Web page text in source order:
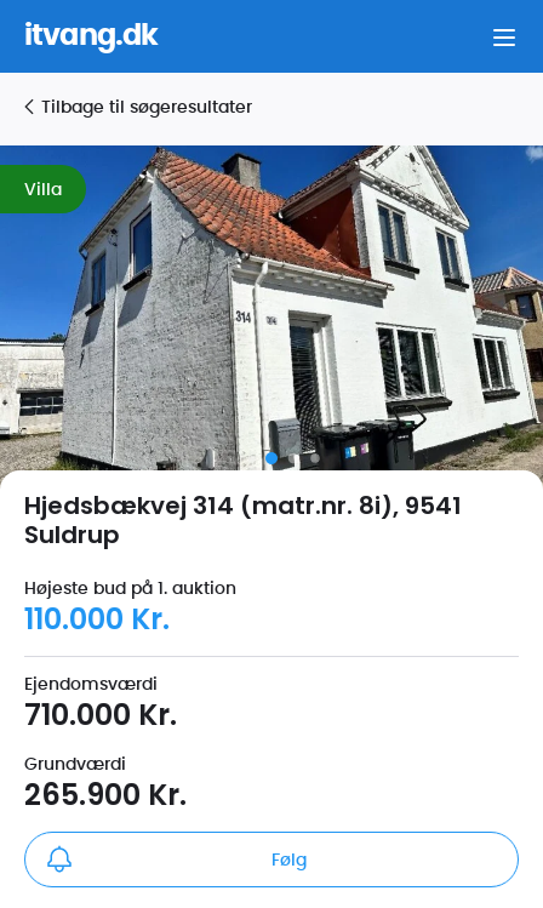
itvang.dk
Tilbage til søgeresultater
Villa
Hjedsbækvej 314 (matr.nr. 8i), 9541
Suldrup
Følg
Højeste bud på 1. auktion
110.000 Kr.
Ejendomsværdi
710.000 Kr.
Grundværdi
265.900 Kr.